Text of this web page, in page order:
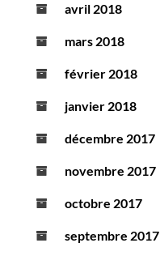
avril 2018
mars 2018
février 2018
janvier 2018
décembre 2017
novembre 2017
octobre 2017
septembre 2017